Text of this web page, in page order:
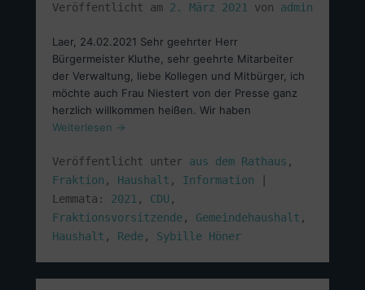
Veröffentlicht am 2. März 2021 von admin
Laer, 24.02.2021 Sehr geehrter Herr
Bürgermeister Kluthe, sehr geehrte Mitarbeiter
der Verwaltung, liebe Kollegen und Mitbürger, ich
möchte auch Frau Niestert von der Presse ganz
herzlich willkommen heißen. Wir haben
Weiterlesen →
Veröffentlicht unter aus dem Rathaus ,
Fraktion , Haushalt , Information
Lemmata: 2021 , CDU ,
Fraktionsvorsitzende , Gemeindehaushalt ,
Haushalt , Rede , Sybille Höner